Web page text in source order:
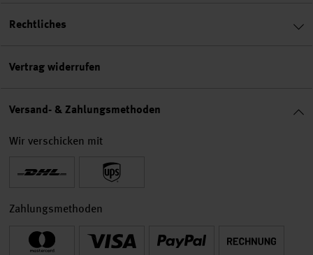
Rechtliches
Vertrag widerrufen
Versand- & Zahlungsmethoden
Wir verschicken mit
Zahlungsmethoden